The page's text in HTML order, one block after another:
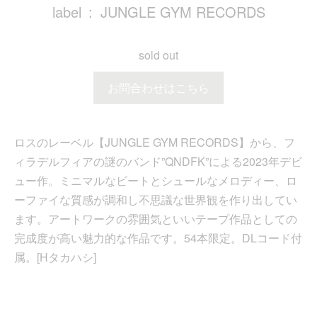
label
JUNGLE GYM RECORDS
sold out
お問合わせはこちら
ロスのレーベル【JUNGLE GYM RECORDS】から、フ
ィラデルフィアの謎のバンド”QNDFK”による2023年デビ
ュー作。ミニマルなビートとシュールなメロディー、ロ
ーファイな質感が調和し不思議な世界観を作り出してい
ます。アートワークの雰囲気といいテープ作品としての
完成度が高い魅力的な作品です。54本限定。DLコード付
属。[Hタカハシ]